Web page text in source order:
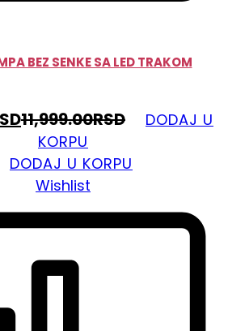
BEZ SENKE SA LED TRAKOM
11,999.00RSD
DODAJ U
KORPU
DODAJ U KORPU
Wishlist